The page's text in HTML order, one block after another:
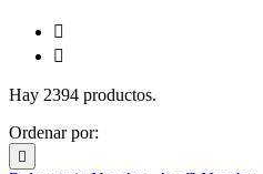


Hay 2394 productos.
Ordenar por:
